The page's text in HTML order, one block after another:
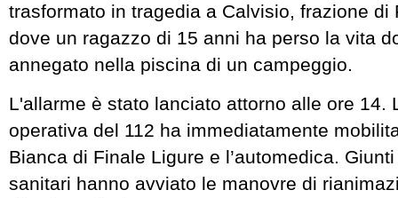
trasformato in tragedia a Calvisio, frazione di
dove un ragazzo di 15 anni ha perso la vita
annegato nella piscina di un campeggio.
L'allarme è stato lanciato attorno alle ore 14.
operativa del 112 ha immediatamente
Bianca di Finale Ligure e l’automedica.
sanitari hanno avviato le manovre di